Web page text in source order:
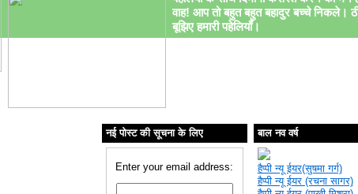
वाह! आप तो बहुत बहुत बहादुर बच्चे निकले।
बूझिए हमारी पहेलियाँ।
नई पोस्ट की सूचना के लिए
Enter your email address:
बाल नव वर्ष
हैप्पी न्यू ईयर(सुषमा गर्ग)
हैप्पी न्यू ईयर (रचना सागर)